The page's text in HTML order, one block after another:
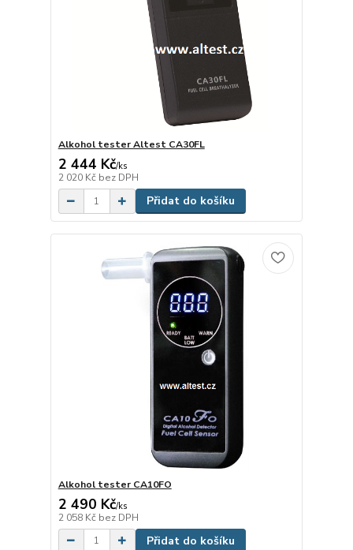
Alkohol tester Altest CA30FL
2 444 Kč/ks
2 020 Kč bez DPH
Přidat do košíku
Alkohol tester CA10FO
2 490 Kč/ks
2 058 Kč bez DPH
Přidat do košíku